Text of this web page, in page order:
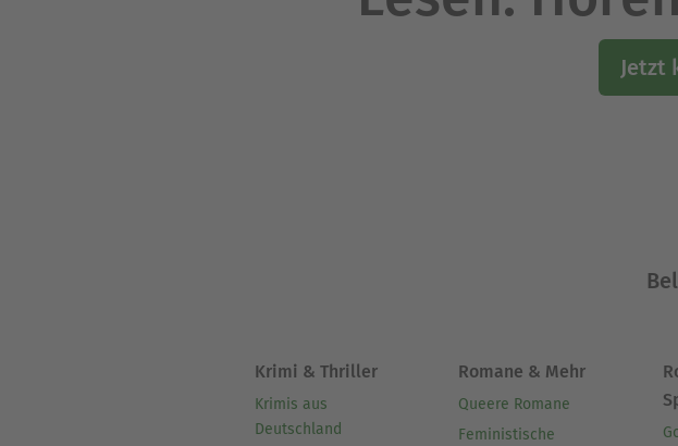
Jetzt
Krimi & Thriller
Krimis aus
Deutschland
Romane & Mehr
Queere Romane
Feministische